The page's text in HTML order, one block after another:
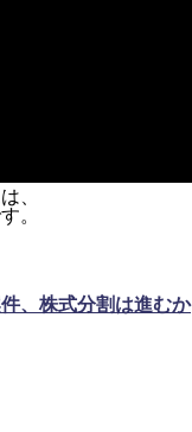
、
。
、株式分割は進むか